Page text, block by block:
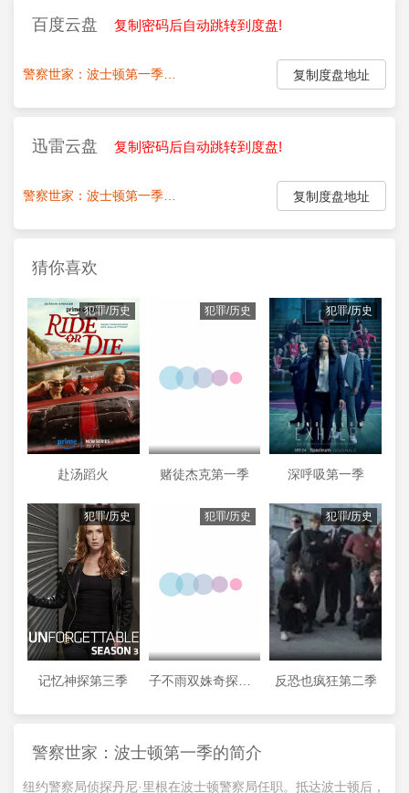
百度云盘 复制密码后自动跳转到度盘!
点我复制密码:复制度盘地址
迅雷云盘 复制密码后自动跳转到度盘!
点我复制密码:复制度盘地址
猜你喜欢
犯罪/历史
赴汤蹈火
犯罪/历史
赌徒杰克第一季
犯罪/历史
深呼吸第一季
犯罪/历史
记忆神探第三季
犯罪/历史 犯罪/历史
反恐也疯狂第二季
警察世家：波士顿第一季的简介
纽约警察局侦探丹尼·里根在波士顿警察局任职。抵达波士顿后，